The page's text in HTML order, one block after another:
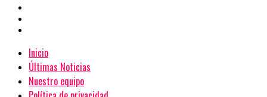
Inicio
Últimas Noticias
Nuestro equipo